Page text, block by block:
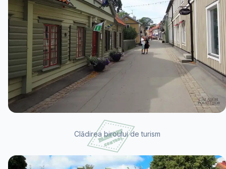
Clădirea biroului de turism